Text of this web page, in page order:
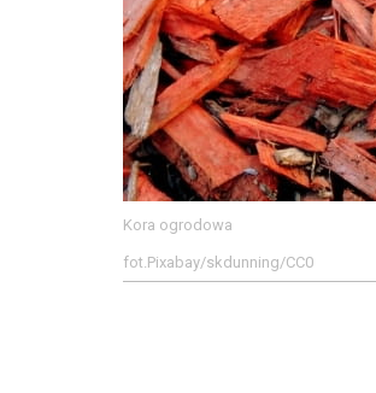
Kora ogrodowa
fot.Pixabay/skdunning/CC0